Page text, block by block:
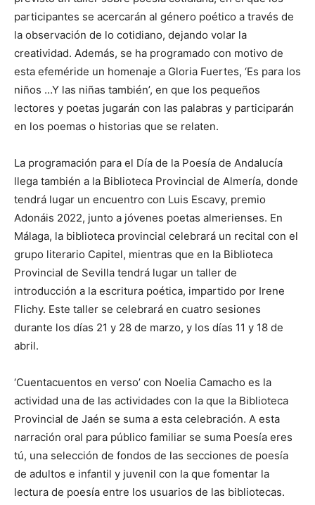
participantes se acercarán al género poético a través de
la observación de lo cotidiano, dejando volar la
creatividad. Además, se ha programado con motivo de
esta efeméride un homenaje a Gloria Fuertes, ‘Es para los
niños …Y las niñas también’, en que los pequeños
lectores y poetas jugarán con las palabras y participarán
en los poemas o historias que se relaten.
La programación para el Día de la Poesía de Andalucía
llega también a la Biblioteca Provincial de Almería, donde
tendrá lugar un encuentro con Luis Escavy, premio
Adonáis 2022, junto a jóvenes poetas almerienses. En
Málaga, la biblioteca provincial celebrará un recital con el
grupo literario Capitel, mientras que en la Biblioteca
Provincial de Sevilla tendrá lugar un taller de
introducción a la escritura poética, impartido por Irene
Flichy. Este taller se celebrará en cuatro sesiones
durante los días 21 y 28 de marzo, y los días 11 y 18 de
abril.
‘Cuentacuentos en verso’ con Noelia Camacho es la
actividad una de las actividades con la que la Biblioteca
Provincial de Jaén se suma a esta celebración. A esta
narración oral para público familiar se suma Poesía eres
tú, una selección de fondos de las secciones de poesía
de adultos e infantil y juvenil con la que fomentar la
lectura de poesía entre los usuarios de las bibliotecas.